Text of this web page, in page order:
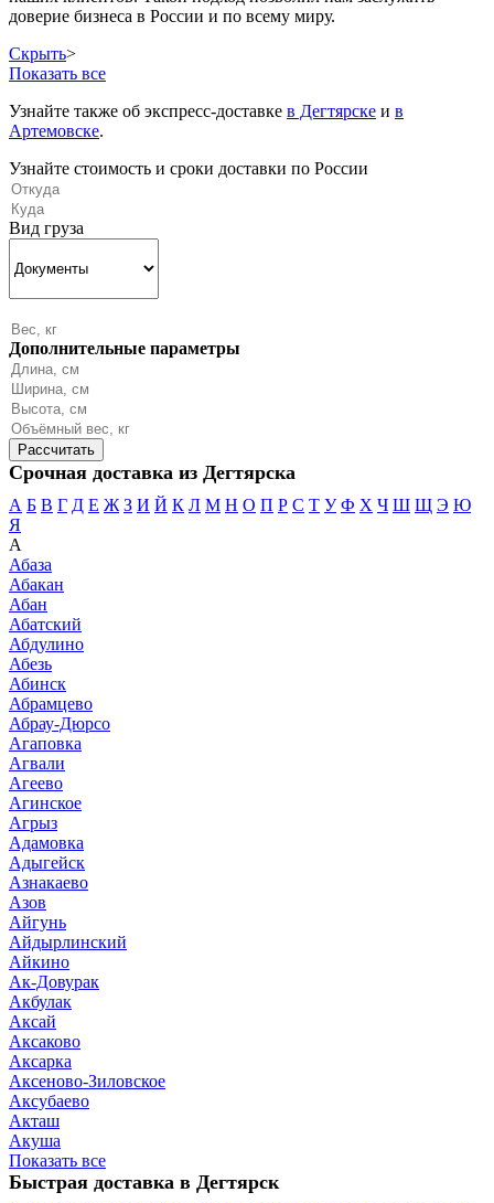
доверие бизнеса в России и по всему миру.
Скрыть>
Показать все
Узнайте также об экспресс-доставке в Дегтярске и в
Артемовске.
Узнайте стоимость и сроки доставки по России
Вид груза
Дополнительные параметры
Срочная доставка из Дегтярска
А Б В Г Д Е Ж З И Й К Л М Н О П Р С Т У Ф Х Ч Ш Щ Э Ю
Я
А
Абаза
Абакан
Абан
Абатский
Абдулино
Абезь
Абинск
Абрамцево
Абрау-Дюрсо
Агаповка
Агвали
Агеево
Агинское
Агрыз
Адамовка
Адыгейск
Азнакаево
Азов
Айгунь
Айдырлинский
Айкино
Ак-Довурак
Акбулак
Аксай
Аксаково
Аксарка
Аксеново-Зиловское
Аксубаево
Акташ
Акуша
Показать все
Быстрая доставка в Дегтярск